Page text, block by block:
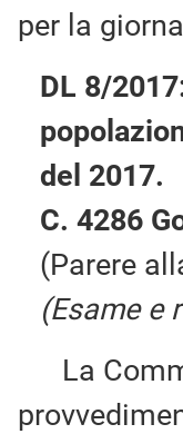
per la
DL 8/
del 2017.
C. 4286
(Parere
(Esame e
La